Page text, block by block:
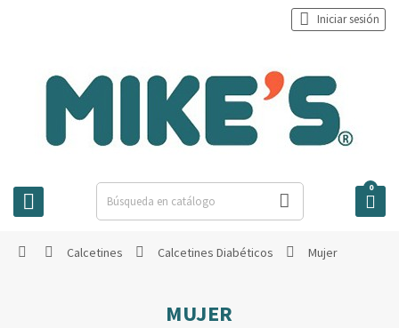
 
 Iniciar sesión

0
  Calcetines  Calcetines Diabéticos  Mujer
MUJER